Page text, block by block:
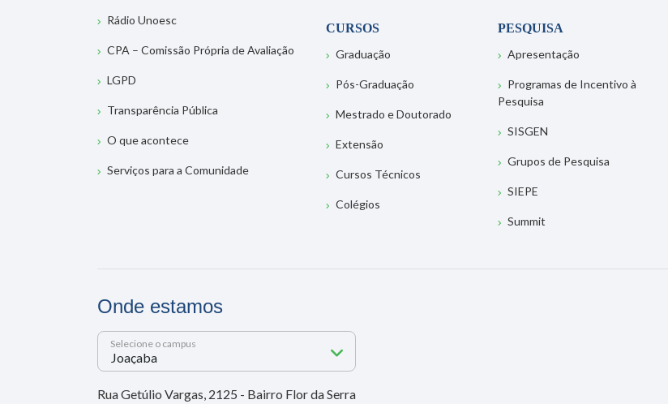
Rádio Unoesc
CPA – Comissão Própria de Avaliação
LGPD
Transparência Pública
O que acontece
Serviços para a Comunidade
CURSOS
Graduação
Pós-Graduação
Mestrado e Doutorado
Extensão
Cursos Técnicos
Colégios
PESQUISA
Apresentação
Programas de Incentivo à
Pesquisa
SISGEN
Grupos de Pesquisa
SIEPE
Summit
Onde estamos
Selecione o campus
Rua Getúlio Vargas, 2125 - Bairro Flor da Serra